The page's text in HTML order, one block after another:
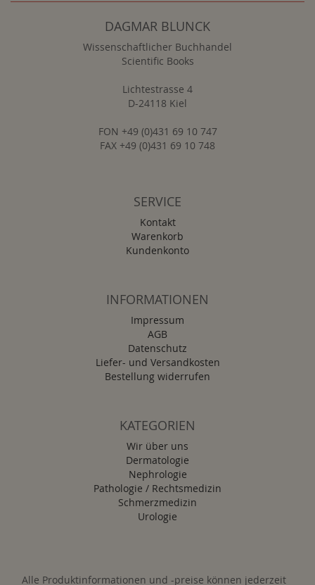
DAGMAR BLUNCK
Wissenschaftlicher Buchhandel
Scientific Books
Lichtestrasse 4
D-24118 Kiel
FON +49 (0)431 69 10 747
FAX +49 (0)431 69 10 748
SERVICE
Kontakt
Warenkorb
Kundenkonto
INFORMATIONEN
Impressum
AGB
Datenschutz
Liefer- und Versandkosten
Bestellung widerrufen
KATEGORIEN
Wir über uns
Dermatologie
Nephrologie
Pathologie / Rechtsmedizin
Schmerzmedizin
Urologie
Alle Produktinformationen und -preise können jederzeit